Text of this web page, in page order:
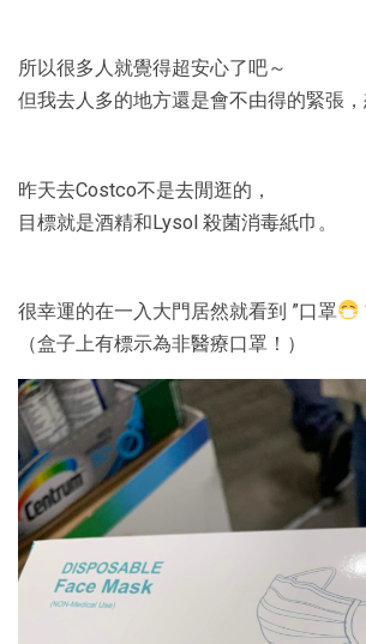
所以很多人就覺得超安心了吧～
但我去人多的地方還是會不由得的緊張，
昨天去Costco不是去閒逛的，
目標就是酒精和Lysol 殺菌消毒紙巾。
很幸運的在一入大門居然就看到 ”口罩
（盒子上有標示為非醫療口罩！）